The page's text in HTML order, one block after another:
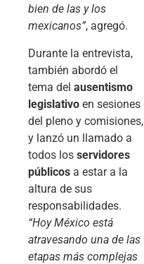
bien de las y los
mexicanos”, agregó.
Durante la entrevista,
también abordó el
tema del ausentismo
legislativo en sesiones
del pleno y comisiones,
y lanzó un llamado a
todos los servidores
públicos a estar a la
altura de sus
responsabilidades.
“Hoy México está
atravesando una de las
etapas más complejas